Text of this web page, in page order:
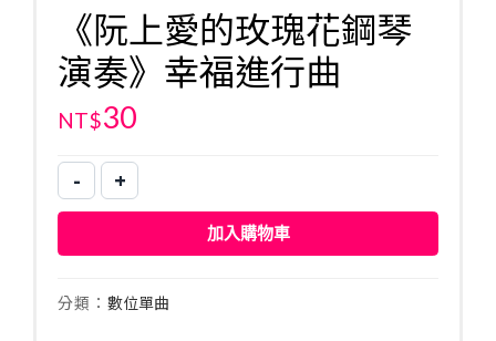
《阮上愛的玫瑰花鋼琴
演奏》幸福進行曲
NT$30
-
《阮
上
愛
玫
+
加入購物車
分類： 數位單曲